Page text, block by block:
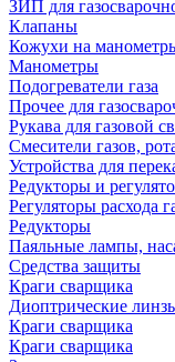
ЗИП для
Клапаны
Кожухи на
Манометры
Подогреватели газа
Прочее для
Рукава для газовой
Смесители газов,
Устройства для
Редукторы и
Регуляторы расхода
Редукторы
Паяльные лампы,
Средства защиты
Краги сварщика
Диоптрические
Краги сварщика
Краги сварщика